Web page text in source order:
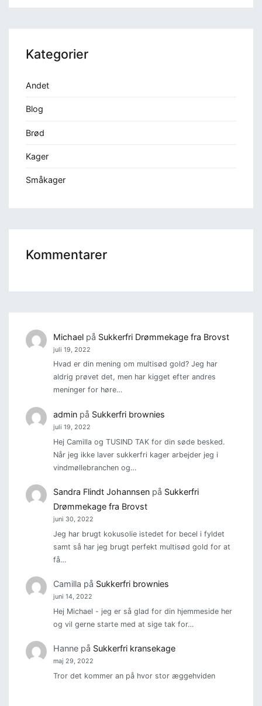
Kategorier
Andet
Blog
Brød
Kager
Småkager
Kommentarer
Michaelpå Sukkerfri Drømmekage fra Brovst
juli 19, 2022
Hvad er din mening om multisød gold? Jeg har
aldrig prøvet det, men har kigget efter andres
meninger for høre…
adminpå Sukkerfri brownies
juli 19, 2022
Hej Camilla og TUSIND TAK for din søde besked.
Når jeg ikke laver sukkerfri kager arbejder jeg i
vindmøllebranchen og…
Sandra Flindt Johannsenpå Sukkerfri
Drømmekage fra Brovst
juni 30, 2022
Jeg har brugt kokusolie istedet for becel i fyldet
samt så har jeg brugt perfekt multisød gold for at
få…
Camilla på Sukkerfri brownies
juni 14, 2022
Hej Michael - jeg er så glad for din hjemmeside her
og vil gerne starte med at sige tak for…
Hannepå Sukkerfri kransekage
maj 29, 2022
Tror det kommer an på hvor stor æggehviden